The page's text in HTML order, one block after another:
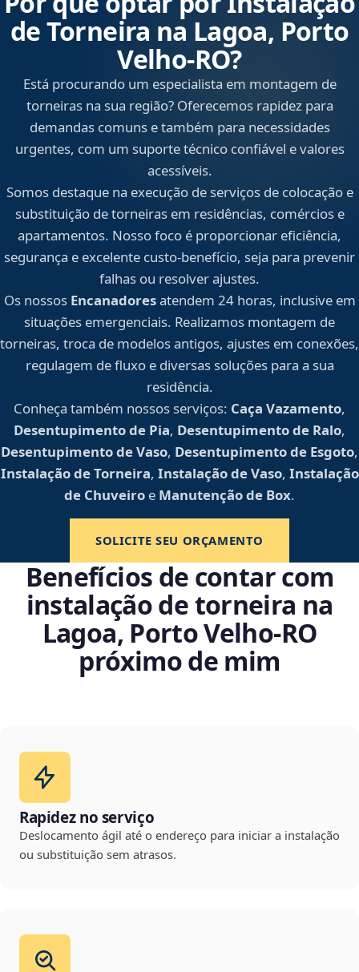
de Torneira na Lagoa, Porto
Velho‑RO?
Está procurando um especialista em montagem de
torneiras na sua região? Oferecemos rapidez para
demandas comuns e também para necessidades
urgentes, com um suporte técnico confiável e valores
acessíveis.
Somos destaque na execução de serviços de colocação e
substituição de torneiras em residências, comércios e
apartamentos. Nosso foco é proporcionar eficiência,
segurança e excelente custo-benefício, seja para prevenir
falhas ou resolver ajustes.
Os nossos Encanadoresatendem 24 horas, inclusive em
situações emergenciais. Realizamos montagem de
torneiras, troca de modelos antigos, ajustes em conexões,
regulagem de fluxo e diversas soluções para a sua
residência.
Conheça também nossos serviços: Caça Vazamento,
Desentupimento de Pia, Desentupimento de Ralo,
Desentupimento de Vaso, Desentupimento de Esgoto,
Instalação de Torneira, Instalação de Vaso, Instalação
de Chuveiro e Manutenção de Box.
SOLICITE SEU ORÇAMENTO
Benefícios de contar com
instalação de torneira na
Lagoa, Porto Velho‑RO
próximo de mim
Rapidez no serviço
Deslocamento ágil até o endereço para iniciar a instalação
ou substituição sem atrasos.